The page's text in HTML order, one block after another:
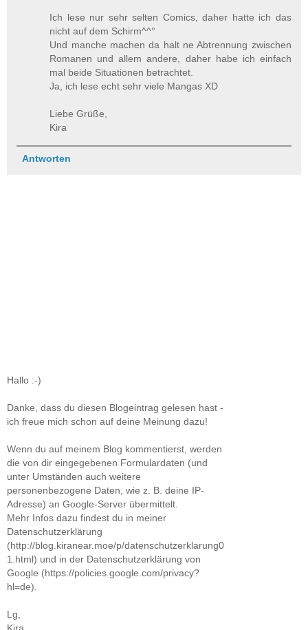
Ich lese nur sehr selten Comics, daher hatte ich das
nicht auf dem Schirm^^°
Und manche machen da halt ne Abtrennung zwischen
Romanen und allem andere, daher habe ich einfach
mal beide Situationen betrachtet.
Ja, ich lese echt sehr viele Mangas XD
Liebe Grüße,
Kira
Antworten
Hallo :-)
Danke, dass du diesen Blogeintrag gelesen hast -
ich freue mich schon auf deine Meinung dazu!
Wenn du auf meinem Blog kommentierst, werden
die von dir eingegebenen Formulardaten (und
unter Umständen auch weitere
personenbezogene Daten, wie z. B. deine IP-
Adresse) an Google-Server übermittelt.
Mehr Infos dazu findest du in meiner
Datenschutzerklärung
(http://blog.kiranear.moe/p/datenschutzerklarung0
1.html) und in der Datenschutzerklärung von
Google (https://policies.google.com/privacy?
hl=de).
Lg,
Kira